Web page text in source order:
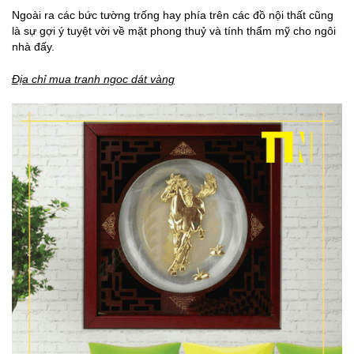
Ngoài ra các bức tường trống hay phía trên các đồ nội thất cũng
là sự gợi ý tuyệt vời về mặt phong thuỷ và tính thẩm mỹ cho ngôi
nhà đấy.
Địa chỉ mua tranh ngoc dát vàng